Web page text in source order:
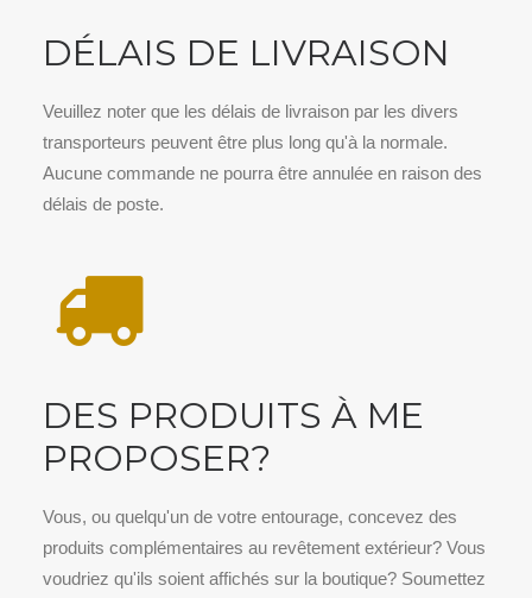
DÉLAIS DE LIVRAISON
Veuillez noter que les délais de livraison par les divers
transporteurs peuvent être plus long qu'à la normale.
Aucune commande ne pourra être annulée en raison des
délais de poste.
DES PRODUITS À ME
PROPOSER?
Vous, ou quelqu'un de votre entourage, concevez des
produits complémentaires au revêtement extérieur? Vous
voudriez qu'ils soient affichés sur la boutique? Soumettez